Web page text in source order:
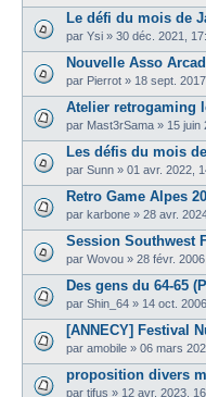
Le défi du mois de
par Ysi » 30 déc. 2021,
Nouvelle Asso
par Pierrot » 18 sept.
Atelier retrogaming
par Mast3rSama » 15 juin
Les défis du mois
par Sunn » 01 avr. 2022,
Retro Game Alpes
par karbone » 28 avr.
Session Southwest
par Wovou » 28 févr.
Des gens du 64-65
par Shin_64 » 14 oct.
[ANNECY] Festival
par amobile » 06 mars
proposition divers
par tifus » 12 avr. 2023,